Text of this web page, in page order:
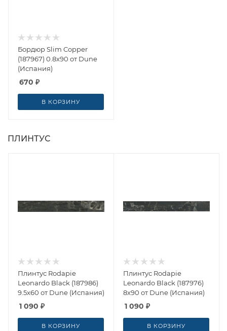
Бордюр Slim Copper
(187967) 0.8x90 от Dune
(Испания)
670 ₽
В КОРЗИНУ
ПЛИНТУС
Плинтус Rodapie
Leonardo Black (187986)
9.5x60 от Dune (Испания)
1 090 ₽
В КОРЗИНУ
Плинтус Rodapie
Leonardo Black (187976)
8x90 от Dune (Испания)
1 090 ₽
В КОРЗИНУ